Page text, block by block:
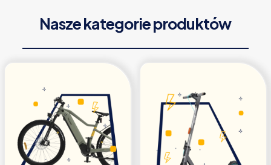
można
na
Nasze kategorie produktów